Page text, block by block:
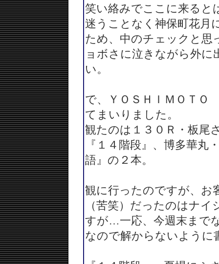
笑い絡みでここに来ると
迷うことなく神保町花月
ため、中のチェックと思
ョボさに泣きながら外
い。
で、ＹＯＳＨＩＭＯＴ
てまいりました。
観たのは１３０Ｒ・板尾
『１４階段』、博多華丸
語』の２本。
観に行ったのですが、お
（苦笑）だったのはナ
すが…一応、今週末まで
なので解からないよう